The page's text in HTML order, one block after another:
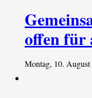
offen für
Montag, 10. August